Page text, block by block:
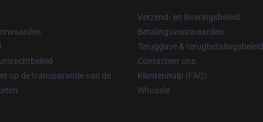
op de transparantie van de
Verzend- en leveringsbeleid
Betalingsvoorwaarden
Teruggave & terugbetalingsbeleid
Contacteer ons
Klantenhulp (FAQ)
Whosale